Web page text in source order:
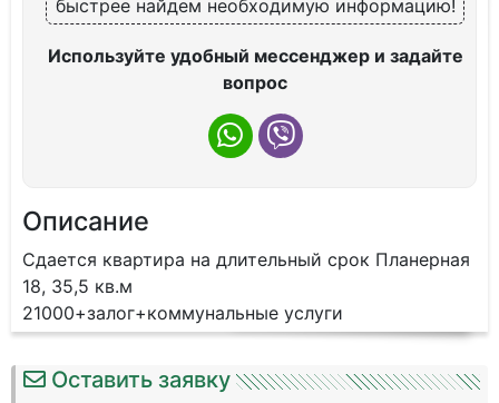
быстрее найдем необходимую информацию!
Используйте удобный мессенджер и задайте
вопрос
Описание
Сдается квартира на длительный срок Планерная
18, 35,5 кв.м
21000+залог+коммунальные услуги
Оставить заявку